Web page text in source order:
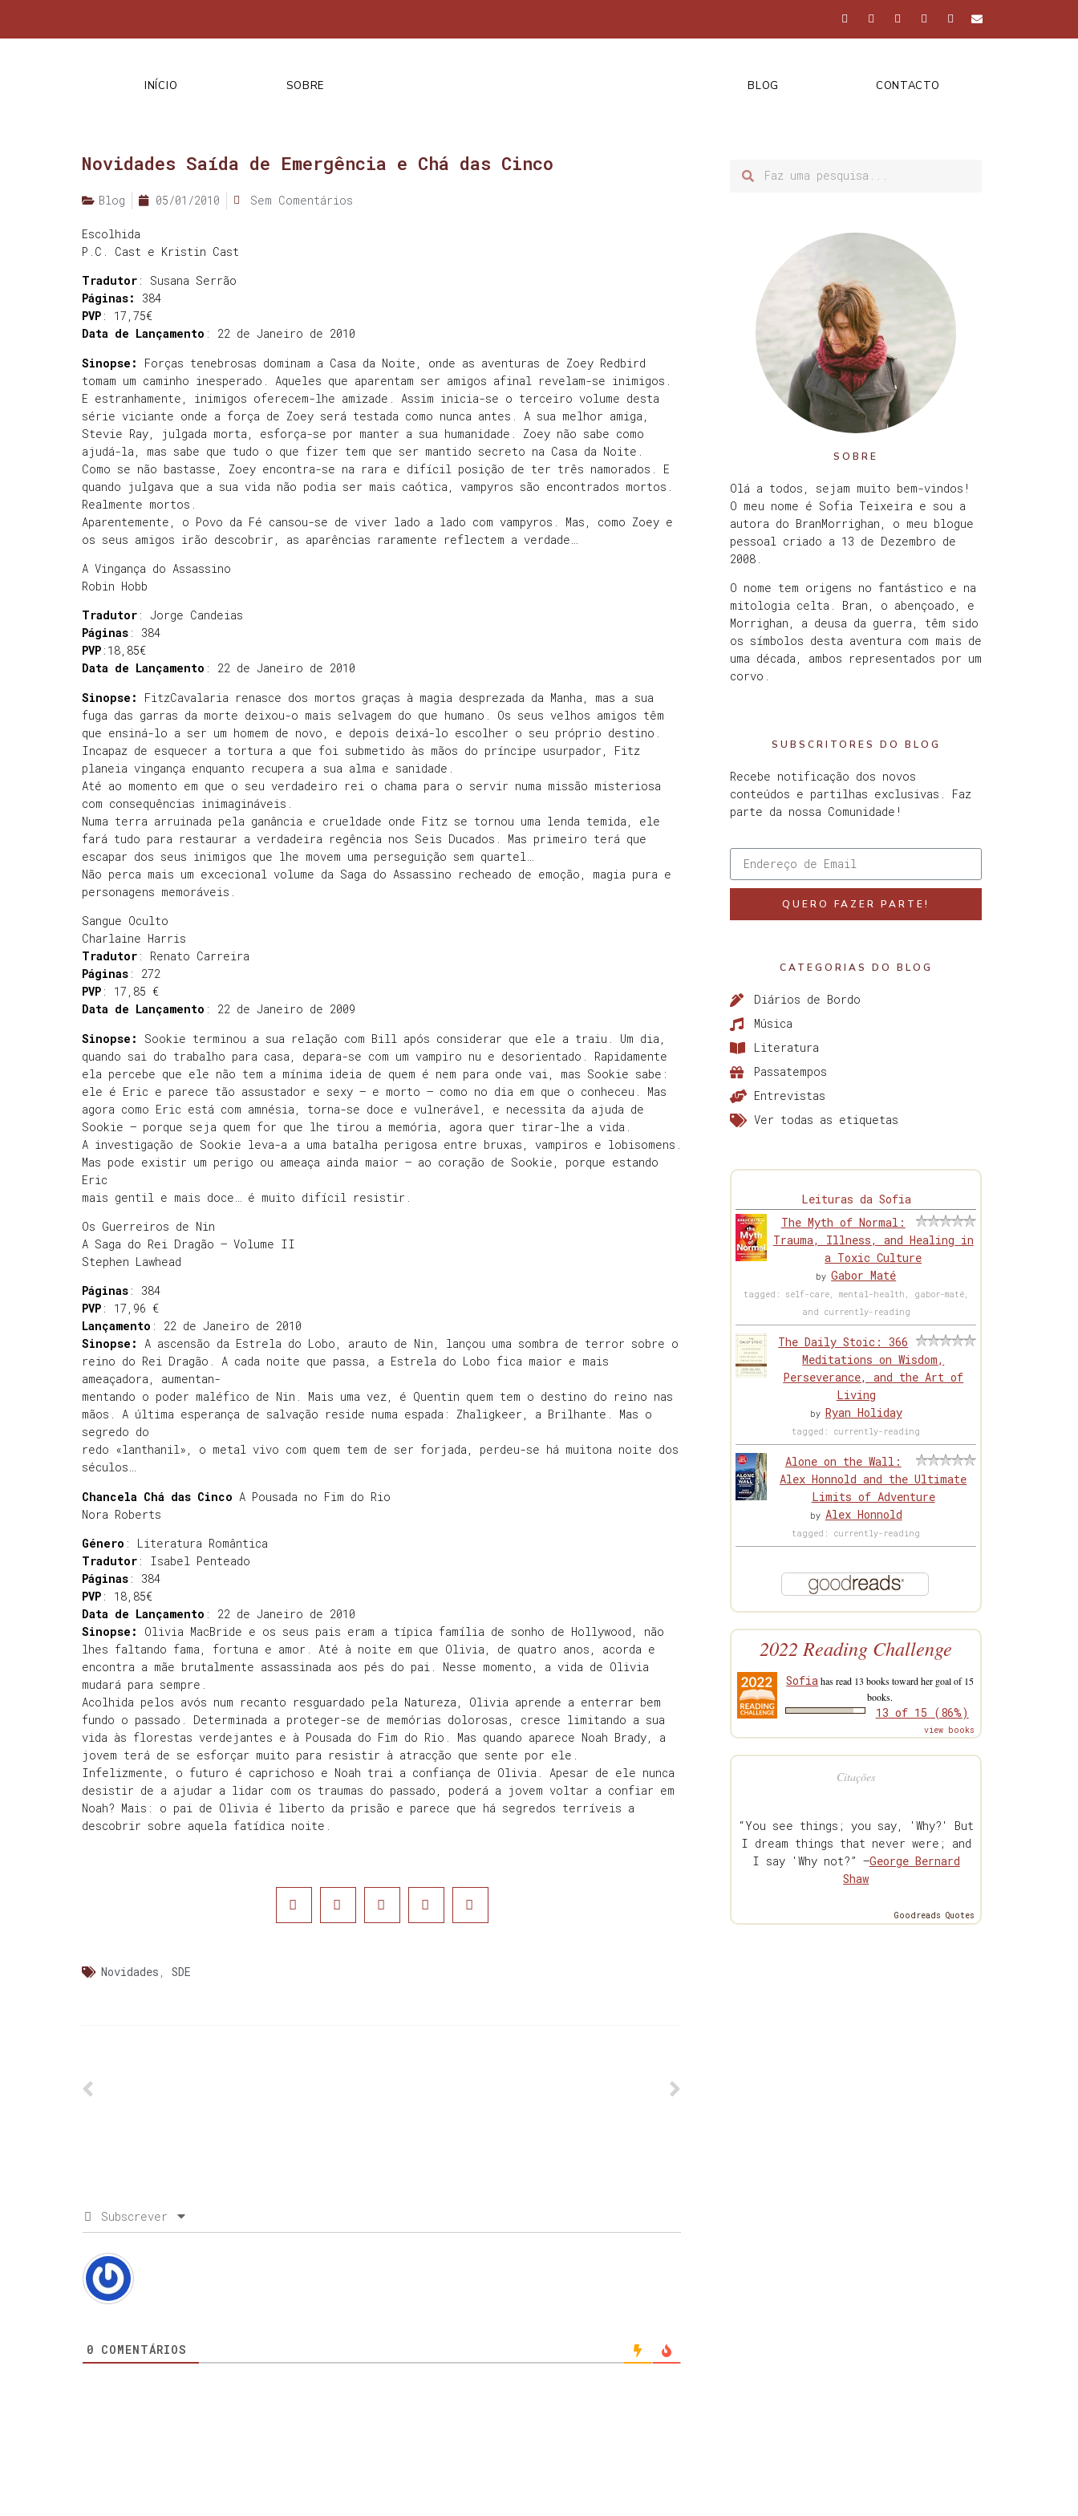
INÍCIO SOBRE BLOG CONTACTO
Novidades Saída de Emergência e Chá das Cinco
Blog 05/01/2010 Sem Comentários
Escolhida
P.C. Cast e Kristin Cast
Tradutor : Susana Serrão
Páginas:
384
PVP : 17,75€
Data de Lançamento : 22 de Janeiro de 2010
Sinopse: Forças tenebrosas dominam a Casa da Noite, onde as aventuras de Zoey Redbird
tomam um caminho inesperado. Aqueles que aparentam ser amigos afinal revelam-se inimigos.
E estranhamente, inimigos oferecem-lhe amizade. Assim inicia-se o terceiro volume desta
série viciante onde a força de Zoey será testada como nunca antes. A sua melhor amiga,
Stevie Ray, julgada morta, esforça-se por manter a sua humanidade. Zoey não sabe como
ajudá-la, mas sabe que tudo o que fizer tem que ser mantido secreto na Casa da Noite.
Como se não bastasse, Zoey encontra-se na rara e difícil posição de ter três namorados. E
quando julgava que a sua vida não podia ser mais caótica, vampyros são encontrados mortos.
Realmente mortos.
Aparentemente, o Povo da Fé cansou-se de viver lado a lado com vampyros. Mas, como Zoey e
os seus amigos irão descobrir, as aparências raramente reflectem a verdade…
A Vingança do Assassino
Robin Hobb
Tradutor : Jorge Candeias
Páginas : 384
PVP :18,85€
Data de Lançamento : 22 de Janeiro de 2010
Sinopse: FitzCavalaria renasce dos mortos graças à magia desprezada da Manha, mas a sua
fuga das garras da morte deixou-o mais selvagem do que humano. Os seus velhos amigos têm
que ensiná-lo a ser um homem de novo, e depois deixá-lo escolher o seu próprio destino.
Incapaz de esquecer a tortura a que foi submetido às mãos do príncipe usurpador, Fitz
planeia vingança enquanto recupera a sua alma e sanidade.
Até ao momento em que o seu verdadeiro rei o chama para o servir numa missão misteriosa
com consequências inimagináveis.
Numa terra arruinada pela ganância e crueldade onde Fitz se tornou uma lenda temida, ele
fará tudo para restaurar a verdadeira regência nos Seis Ducados. Mas primeiro terá que
escapar dos seus inimigos que lhe movem uma perseguição sem quartel…
Não perca mais um excecional volume da Saga do Assassino recheado de emoção, magia pura e
personagens memoráveis.
Sangue Oculto
Charlaine Harris
Tradutor : Renato Carreira
Páginas : 272
PVP : 17,85 €
Data de Lançamento : 22 de Janeiro de 2009
Sinopse:
Sookie terminou a sua relação com Bill após considerar que ele a traiu. Um dia,
quando sai do trabalho para casa, depara-se com um vampiro nu e desorientado. Rapidamente
ela percebe que ele não tem a mínima ideia de quem é nem para onde vai, mas Sookie sabe:
ele é Eric e parece tão assustador e sexy – e morto – como no dia em que o conheceu. Mas
agora como Eric está com amnésia, torna-se doce e vulnerável, e necessita da ajuda de
Sookie – porque seja quem for que lhe tirou a memória, agora quer tirar-lhe a vida.
A investigação de Sookie leva-a a uma batalha perigosa entre bruxas, vampiros e lobisomens.
Mas pode existir um perigo ou ameaça ainda maior – ao coração de Sookie, porque estando
Eric
mais gentil e mais doce… é muito difícil resistir.
Os Guerreiros de Nin
A Saga do Rei Dragão – Volume II
Stephen Lawhead
Páginas : 384
PVP : 17,96 €
Lançamento : 22 de Janeiro de 2010
Sinopse: A ascensão da Estrela do Lobo, arauto de Nin, lançou uma sombra de terror sobre o
reino do Rei Dragão. A cada noite que passa, a Estrela do Lobo fica maior e mais
ameaçadora, aumentan-
mentando o poder maléfico de Nin. Mais uma vez, é Quentin quem tem o destino do reino nas
mãos. A última esperança de salvação reside numa espada: Zhaligkeer, a Brilhante. Mas o
segredo do
redo «lanthanil», o metal vivo com quem tem de ser forjada, perdeu-se há muitona noite dos
séculos…
Chancela Chá das Cinco A Pousada no Fim do Rio
Nora Roberts
Género : Literatura Romântica
Tradutor : Isabel Penteado
Páginas : 384
PVP : 18,85€
Data de Lançamento : 22 de Janeiro de 2010
Sinopse: Olivia MacBride e os seus pais eram a típica família de sonho de Hollywood, não
lhes faltando fama, fortuna e amor. Até à noite em que Olivia, de quatro anos, acorda e
encontra a mãe brutalmente assassinada aos pés do pai. Nesse momento, a vida de Olivia
mudará para sempre.
Acolhida pelos avós num recanto resguardado pela Natureza, Olivia aprende a enterrar bem
fundo o passado. Determinada a proteger-se de memórias dolorosas, cresce limitando a sua
vida às florestas verdejantes e à Pousada do Fim do Rio. Mas quando aparece Noah Brady, a
jovem terá de se esforçar muito para resistir à atracção que sente por ele.
Infelizmente, o futuro é caprichoso e Noah trai a confiança de Olivia. Apesar de ele nunca
desistir de a ajudar a lidar com os traumas do passado, poderá a jovem voltar a confiar em
Noah? Mais: o pai de Olivia é liberto da prisão e parece que há segredos terríveis a
descobrir sobre aquela fatídica noite.
Novidades SDE
Subscrever
0 COMENTÁRIOS
SOBRE
Olá a todos, sejam muito bem-vindos!
O meu nome é Sofia Teixeira e sou a
autora do BranMorrighan, o meu blogue
pessoal criado a 13 de Dezembro de
2008.
O nome tem origens no fantástico e na
mitologia celta. Bran, o abençoado, e
Morrighan, a deusa da guerra, têm sido
os símbolos desta aventura com mais de
uma década, ambos representados por um
corvo.
SUBSCRITORES DO BLOG
Recebe notificação dos novos
conteúdos e partilhas exclusivas. Faz
parte da nossa Comunidade!
QUERO FAZER PARTE!
CATEGORIAS DO BLOG
Diários de Bordo
Música
Literatura
Passatempos
Entrevistas
Ver todas as etiquetas
Leituras da Sofia
The Myth of Normal:
Trauma, Illness, and Healing in
a Toxic Culture
byGabor Maté
tagged: self-care, mental-health, gabor-maté,
and currently-reading
The Daily Stoic: 366
Meditations on Wisdom,
Perseverance, and the Art of
Living
by Ryan Holiday
tagged: currently-reading
Alone on the Wall:
Alex Honnold and the Ultimate
Limits of Adventure
by Alex Honnold
tagged: currently-reading
2022 Reading Challenge
Sofiahas read 13 books toward her goal of 15
books.
13 of 15 (86%)
view books
Citações
“You see things; you say, 'Why?' But
I dream things that never were; and
I say 'Why not?” —George Bernard
Shaw
Goodreads Quotes